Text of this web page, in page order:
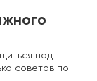
под
советов по